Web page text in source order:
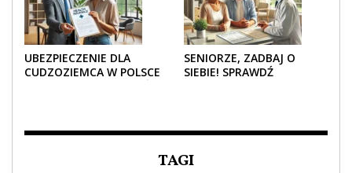
UBEZPIECZENIE DLA
CUDZOZIEMCA W POLSCE
SENIORZE, ZADBAJ O
SIEBIE! SPRAWDŹ
TAGI